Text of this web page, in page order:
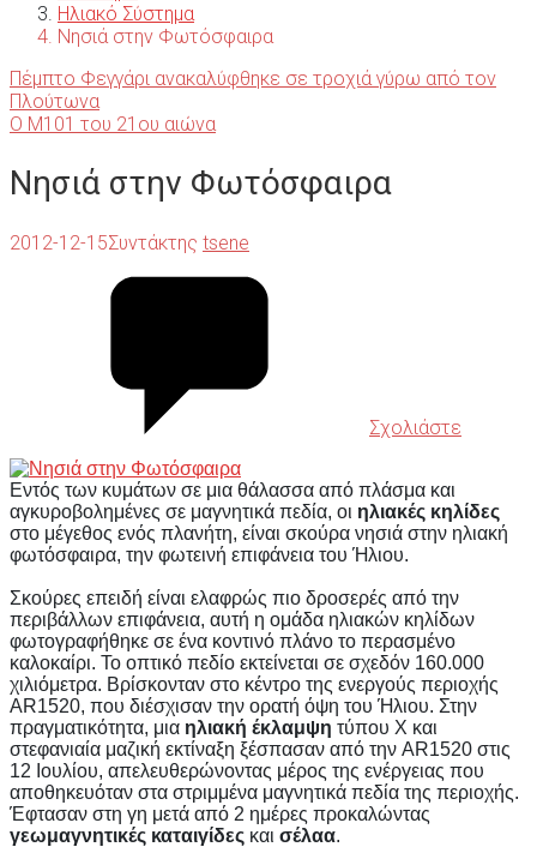
Ηλιακό Σύστημα
Νησιά στην Φωτόσφαιρα
Πέμπτο Φεγγάρι ανακαλύφθηκε σε τροχιά γύρω από τον
Πλούτωνα
Ο M101 του 21ου αιώνα
Νησιά στην Φωτόσφαιρα
2012-12-15Συντάκτης tsene
Σχολιάστε
Εντός των κυμάτων σε μια θάλασσα από πλάσμα και
αγκυροβολημένες σε μαγνητικά πεδία, οι ηλιακές κηλίδες
στο μέγεθος ενός πλανήτη, είναι σκούρα νησιά στην ηλιακή
φωτόσφαιρα, την φωτεινή επιφάνεια του Ήλιου.
Σκούρες επειδή είναι ελαφρώς πιο δροσερές από την
περιβάλλων επιφάνεια, αυτή η ομάδα ηλιακών κηλίδων
φωτογραφήθηκε σε ένα κοντινό πλάνο το περασμένο
καλοκαίρι. Το οπτικό πεδίο εκτείνεται σε σχεδόν 160.000
χιλιόμετρα. Βρίσκονταν στο κέντρο της ενεργούς περιοχής
AR1520, που διέσχισαν την ορατή όψη του Ήλιου. Στην
πραγματικότητα, μια ηλιακή έκλαμψη τύπου X και
στεφανιαία μαζική εκτίναξη ξέσπασαν από την AR1520 στις
12 Ιουλίου, απελευθερώνοντας μέρος της ενέργειας που
αποθηκευόταν στα στριμμένα μαγνητικά πεδία της περιοχής.
Έφτασαν στη γη μετά από 2 ημέρες προκαλώντας
γεωμαγνητικές καταιγίδες και σέλαα.